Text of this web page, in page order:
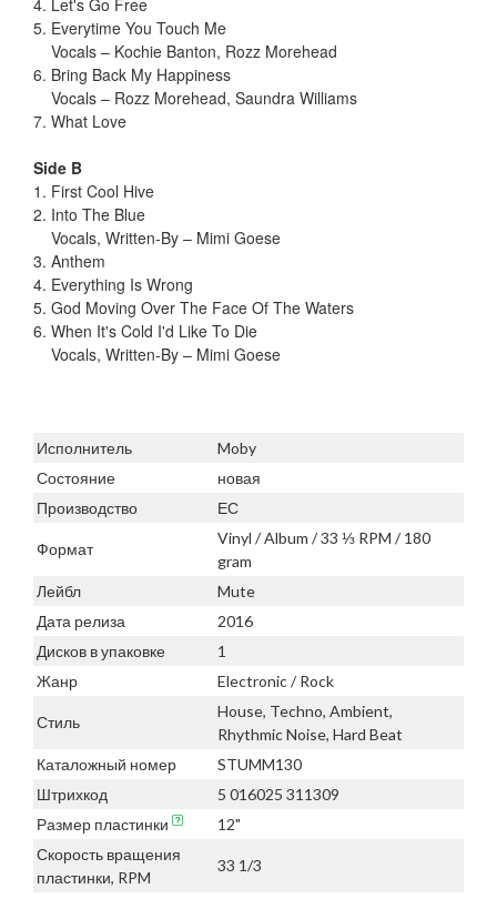
4. Let's Go Free
5. Everytime You Touch Me
Vocals – Kochie Banton, Rozz Morehead
6. Bring Back My Happiness
Vocals – Rozz Morehead, Saundra Williams
7. What Love
Side B
1. First Cool Hive
2. Into The Blue
Vocals, Written-By – Mimi Goese
3. Anthem
4. Everything Is Wrong
5. God Moving Over The Face Of The Waters
6. When It's Cold I'd Like To Die
Vocals, Written-By – Mimi Goese
Исполнитель
Moby
Состояние
новая
Производство
ЕС
Формат
Vinyl / Album / 33 ⅓ RPM / 180
gram
Лейбл
Mute
Дата релиза
2016
Дисков в упаковке
1
Жанр
Electronic / Rock
Стиль
House, Techno, Ambient,
Rhythmic Noise, Hard Beat
Каталожный номер
STUMM130
Штрихкод
5 016025 311309
Размер пластинки
12"
Скорость вращения
пластинки, RPM
33 1/3